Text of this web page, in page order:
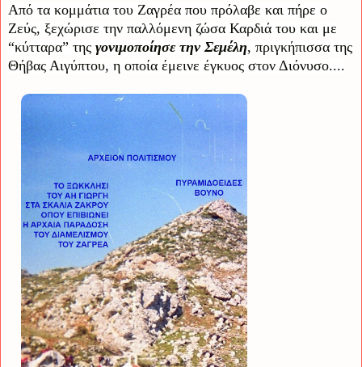
Από τα κομμάτια του Ζαγρέα που πρόλαβε και πήρε ο
Ζεύς, ξεχώρισε την παλλόμενη ζώσα Καρδιά του και με
“κύτταρα” της γονιμοποίησε την Σεμέλη, πριγκήπισσα της
Θήβας Αιγύπτου, η οποία έμεινε έγκυος στον Διόνυσο....